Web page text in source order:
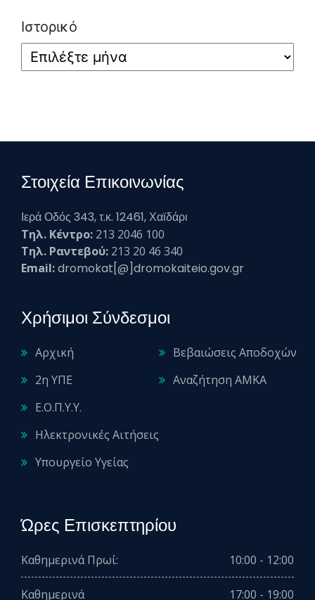
Ιστορικό
Στοιχεία Επικοινωνίας
Ιερά Οδός 343, τ.κ. 12461, Χαϊδάρι
Τηλ. Κέντρο: 213 2046 100
Τηλ. Ραντεβού: 213 20 46 340
Email:dromokat[@]dromokaiteio.gov.gr
Χρήσιμοι Σύνδεσμοι
Αρχική
2η ΥΠΕ
Ε.Ο.Π.Υ.Υ.
Ηλεκτρονικές Αιτήσεις
Υπουργείο Υγείας
Βεβαιώσεις Αποδοχών
Αναζήτηση ΑΜΚΑ
Ώρες Επισκεπτηρίου
Καθημερινά Πρωί: 10:00 - 12:00
Καθημερινά 17:00 - 19:00